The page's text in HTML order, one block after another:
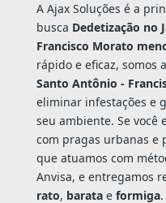
A Ajax Soluções é a
busca Dedetização no
Francisco Morato
rápido e eficaz, somos a
Santo Antônio -
eliminar infestações e
seu ambiente. Se você
com pragas urbanas e
que atuamos com
Anvisa, e entregamos
rato, baratae formiga.